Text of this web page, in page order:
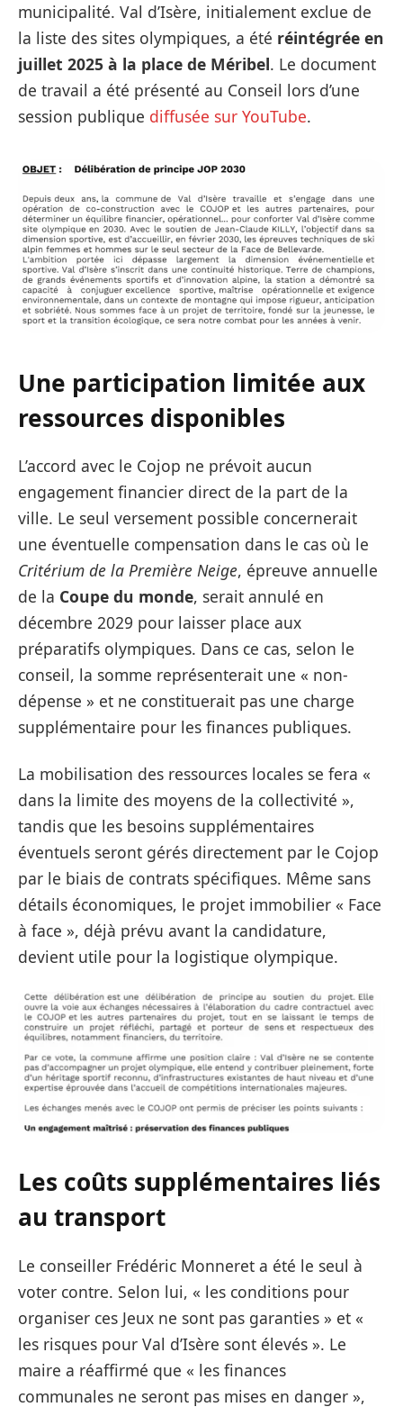
municipalité. Val d’Isère, initialement exclue de
la liste des sites olympiques, a été réintégrée en
juillet 2025 à la place de Méribel. Le document
de travail a été présenté au Conseil lors d’une
session publique diffusée sur YouTube.
Une participation limitée aux
ressources disponibles
L’accord avec le Cojop ne prévoit aucun
engagement financier direct de la part de la
ville. Le seul versement possible concernerait
une éventuelle compensation dans le cas où le
Critérium de la Première Neige, épreuve annuelle
de la Coupe du monde, serait annulé en
décembre 2029 pour laisser place aux
préparatifs olympiques. Dans ce cas, selon le
conseil, la somme représenterait une « non-
dépense » et ne constituerait pas une charge
supplémentaire pour les finances publiques.
La mobilisation des ressources locales se fera «
dans la limite des moyens de la collectivité »,
tandis que les besoins supplémentaires
éventuels seront gérés directement par le Cojop
par le biais de contrats spécifiques. Même sans
détails économiques, le projet immobilier « Face
à face », déjà prévu avant la candidature,
devient utile pour la logistique olympique.
Les coûts supplémentaires liés
au transport
Le conseiller Frédéric Monneret a été le seul à
voter contre. Selon lui, « les conditions pour
organiser ces Jeux ne sont pas garanties » et «
les risques pour Val d’Isère sont élevés ». Le
maire a réaffirmé que « les finances
communales ne seront pas mises en danger »,